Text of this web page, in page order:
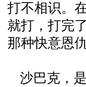
打不相识。
就打，打完
那种快意恩
沙巴克，